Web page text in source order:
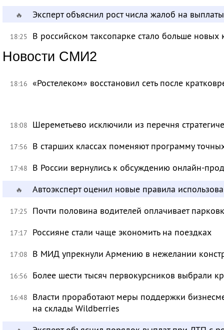
🔥 Эксперт объяснил рост числа жалоб на
18:25 В российском таксопарке стало больше новых
Новости СМИ2
18:16 «Ростелеком» восстановил сеть после
18:08 Шереметьево исключили из перечня
17:56 В старших классах поменяют программу
17:48 В России вернулись к обсуждению онлайн-
🔥 Автоэксперт оценил новые правила
17:25 Почти половина водителей оплачивает
17:17 Россияне стали чаще экономить на поездках
17:08 В МИД упрекнули Армению в нежелании
16:56 Более шести тысяч первокурсников выбрали
16:48
Власти проработают меры поддержки
на склады Wildberries